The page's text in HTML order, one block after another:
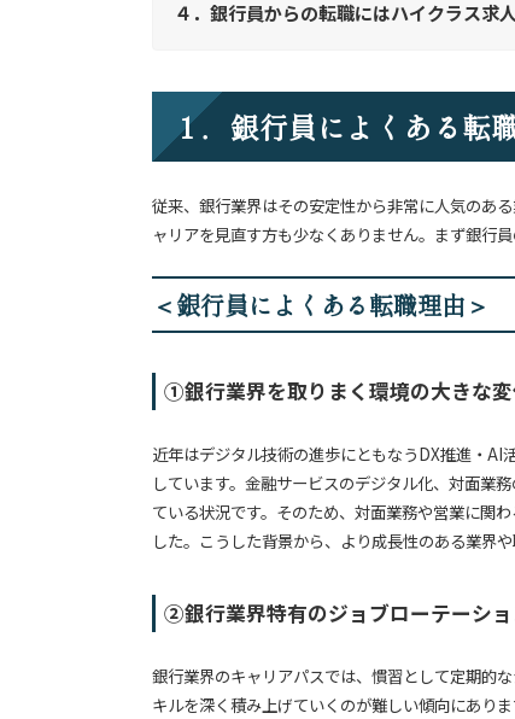
４．銀行員からの転職にはハイクラス求
１．銀行員によくある転
従来、銀行業界はその安定性から非常に人気のあ
ャリアを見直す方も少なくありません。まず銀行
＜銀行員によくある転職理由＞
①銀行業界を取りまく環境の大きな
近年はデジタル技術の進歩にともなうDX推進・
しています。金融サービスのデジタル化、対面業
ている状況です。そのため、対面業務や営業に関
した。こうした背景から、より成長性のある業界
②銀行業界特有のジョブローテーシ
銀行業界のキャリアパスでは、慣習として定期的
キルを深く積み上げていくのが難しい傾向にあり